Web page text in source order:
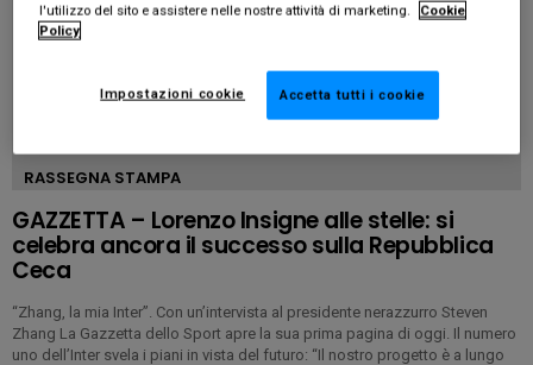
RASSEGNA STAMPA
GAZZETTA – Lorenzo Insigne alle stelle: si
celebra ancora il successo sulla Repubblica
Ceca
“Zhang, la mia Inter”. Con un’intervista al presidente nerazzurro Steven
Zhang La Gazzetta dello Sport apre la sua prima pagina di oggi. Il numero
uno dell’Inter svela i piani in vista del futuro: “Il nostro progetto è a lungo
l'utilizzo del sito e assistere nelle nostre attività di marketing.
Cookie
Policy
Accetta tutti i cookie
Impostazioni cookie